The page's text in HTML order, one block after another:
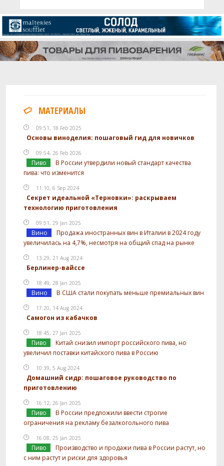
МАТЕРИАЛЫ
09:51, 18 Feb 2025
Основы виноделия: пошаговый гид для новичков
09:54, 26 Feb 2026
Пиво
В России утвердили новый стандарт качества
пива: что изменится
11:10, 6 Sep 2024
Секрет идеальной «Терновки»: раскрываем
технологию приготовления
09:51, 29 Jan 2025
Вино
Продажа иностранных вин в Италии в 2024 году
увеличилась на 4,7%, несмотря на общий спад на рынке
13:29, 21 Aug 2024
Берлинер-вайссе
18:49, 28 Jan 2025
Вино В США стали покупать меньше премиальных вин
17:20, 14 Aug 2024
Самогон из кабачков
18:45, 27 Jan 2025
Пиво
Китай снизил импорт российского пива, но
увеличил поставки китайского пива в Россию
10:39, 5 Aug 2024
Домашний сидр: пошаговое руководство по
приготовлению
16:12, 26 Jan 2025
Пиво
В России предложили ввести строгие
ограничения на рекламу безалкогольного пива
16:08, 25 Jan 2025
Пиво
Производство и продажи пива в России растут, но
с ним растут и риски для здоровья